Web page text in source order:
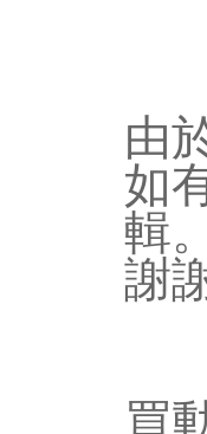
由
如
輯。
謝
買